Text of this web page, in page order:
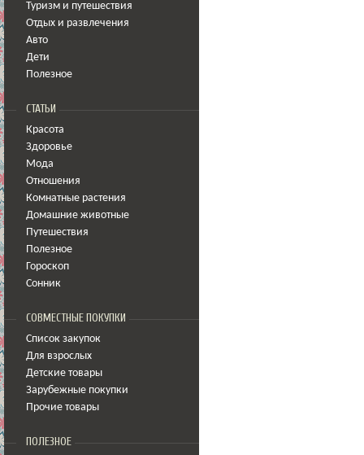
Туризм и путешествия
Отдых и развлечения
Авто
Дети
Полезное
СТАТЬИ
Красота
Здоровье
Мода
Отношения
Комнатные растения
Домашние животные
Путешествия
Полезное
Гороскоп
Сонник
СОВМЕСТНЫЕ ПОКУПКИ
Список закупок
Для взрослых
Детские товары
Зарубежные покупки
Прочие товары
ПОЛЕЗНОЕ